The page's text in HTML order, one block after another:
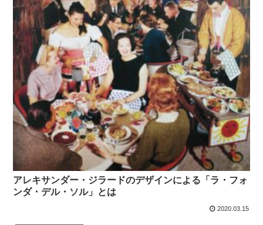
アレキサンダー・ジラードのデザインによる「ラ・フォ
ンダ・デル・ソル」とは
2020.03.15